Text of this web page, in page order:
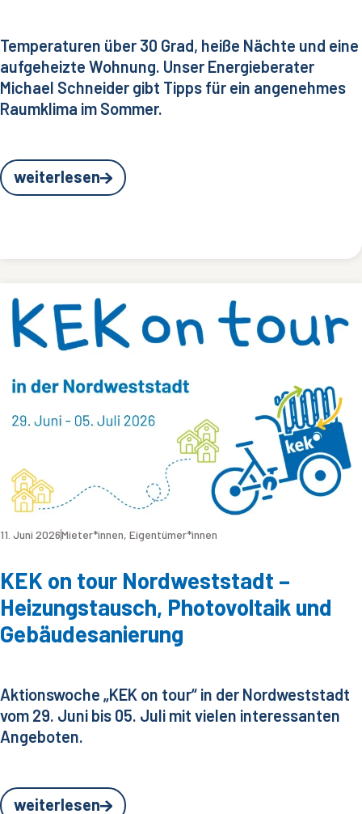
Temperaturen über 30 Grad, heiße Nächte und eine
aufgeheizte Wohnung. Unser Energieberater
Michael Schneider gibt Tipps für ein angenehmes
Raumklima im Sommer.
weiterlesen
KEK on tour Nordweststadt –
Heizungstausch, Photovoltaik und
Gebäudesanierung
11. Juni 2026Mieter*innen, Eigentümer*innen
Aktionswoche „KEK on tour“ in der Nordweststadt
vom 29. Juni bis 05. Juli mit vielen interessanten
Angeboten.
weiterlesen